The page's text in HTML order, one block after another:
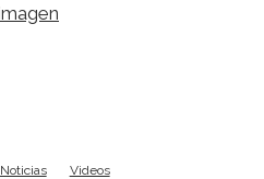
Noticias Videos